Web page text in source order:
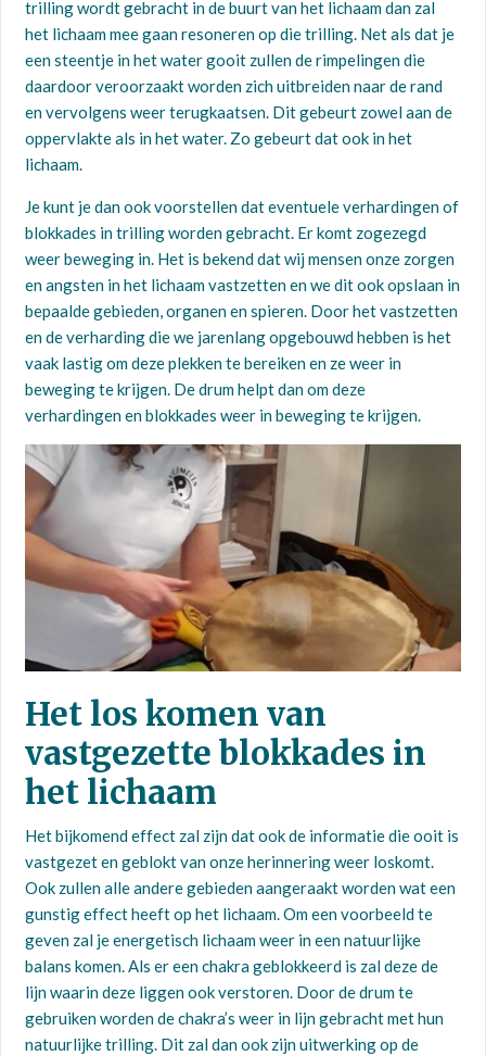
trilling wordt gebracht in de buurt van het lichaam dan zal
het lichaam mee gaan resoneren op die trilling. Net als dat je
een steentje in het water gooit zullen de rimpelingen die
daardoor veroorzaakt worden zich uitbreiden naar de rand
en vervolgens weer terugkaatsen. Dit gebeurt zowel aan de
oppervlakte als in het water. Zo gebeurt dat ook in het
lichaam.
Je kunt je dan ook voorstellen dat eventuele verhardingen of
blokkades in trilling worden gebracht. Er komt zogezegd
weer beweging in. Het is bekend dat wij mensen onze zorgen
en angsten in het lichaam vastzetten en we dit ook opslaan in
bepaalde gebieden, organen en spieren. Door het vastzetten
en de verharding die we jarenlang opgebouwd hebben is het
vaak lastig om deze plekken te bereiken en ze weer in
beweging te krijgen. De drum helpt dan om deze
verhardingen en blokkades weer in beweging te krijgen.
Het los komen van
vastgezette blokkades in
het lichaam
Het bijkomend effect zal zijn dat ook de informatie die ooit is
vastgezet en geblokt van onze herinnering weer loskomt.
Ook zullen alle andere gebieden aangeraakt worden wat een
gunstig effect heeft op het lichaam. Om een voorbeeld te
geven zal je energetisch lichaam weer in een natuurlijke
balans komen. Als er een chakra geblokkeerd is zal deze de
lijn waarin deze liggen ook verstoren. Door de drum te
gebruiken worden de chakra’s weer in lijn gebracht met hun
natuurlijke trilling. Dit zal dan ook zijn uitwerking op de